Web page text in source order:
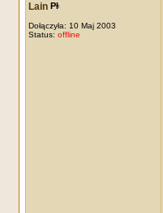
Lain
Dołączyła: 10 Maj 2003
Status: offline